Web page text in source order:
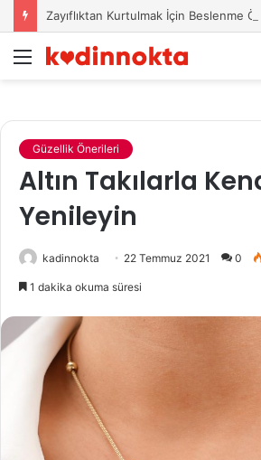
Zayıflıktan Kurtulmak İçin Beslenme
Menü
Güzellik Önerileri
Altın Takılarla
Yenileyin
kadinnokta 22 Temmuz 2021 0
1 dakika okuma süresi